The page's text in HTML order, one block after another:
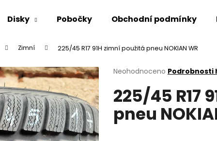
Disky Pobočky Obchodní podmínky
Zimní 225/45 R17 91H zimní použitá pneu NOKIAN WR
Průměrné
produktu
je
5
Neohodnoceno Podrobnosti
225/45 R17
pneu
Co potřebujete najít?
HLEDAT
Doporučujeme